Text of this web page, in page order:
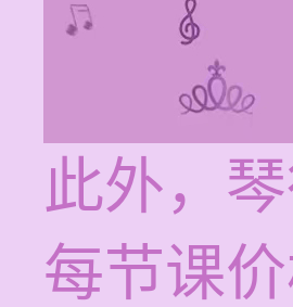
此外，
每节课